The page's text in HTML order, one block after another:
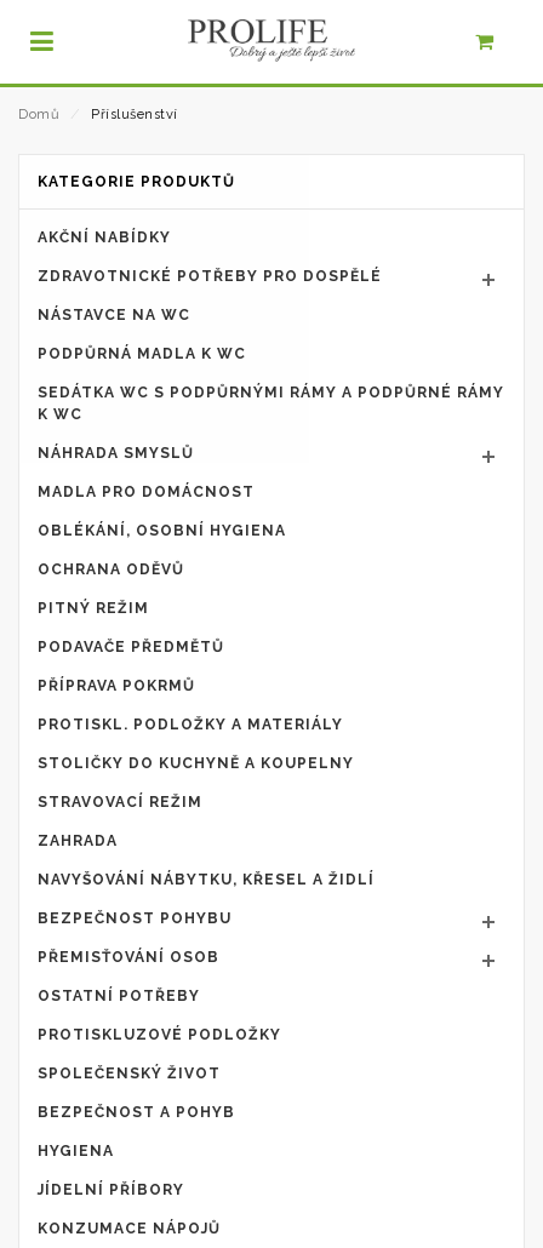
Domů Příslušenství
KATEGORIE PRODUKTŮ
AKČNÍ NABÍDKY
ZDRAVOTNICKÉ POTŘEBY PRO DOSPĚLÉ
NÁSTAVCE NA WC
PODPŮRNÁ MADLA K WC
SEDÁTKA WC S PODPŮRNÝMI RÁMY A PODPŮRNÉ RÁMY
K WC
NÁHRADA SMYSLŮ
MADLA PRO DOMÁCNOST
OBLÉKÁNÍ, OSOBNÍ HYGIENA
OCHRANA ODĚVŮ
PITNÝ REŽIM
PODAVAČE PŘEDMĚTŮ
PŘÍPRAVA POKRMŮ
PROTISKL. PODLOŽKY A MATERIÁLY
STOLIČKY DO KUCHYNĚ A KOUPELNY
STRAVOVACÍ REŽIM
ZAHRADA
NAVYŠOVÁNÍ NÁBYTKU, KŘESEL A ŽIDLÍ
BEZPEČNOST POHYBU
PŘEMISŤOVÁNÍ OSOB
OSTATNÍ POTŘEBY
PROTISKLUZOVÉ PODLOŽKY
SPOLEČENSKÝ ŽIVOT
BEZPEČNOST A POHYB
HYGIENA
JÍDELNÍ PŘÍBORY
KONZUMACE NÁPOJŮ